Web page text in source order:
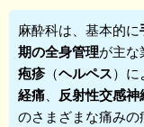
麻酔科は、基本的に
期の全身管理が主な
疱疹 （ヘルペス）に
経痛
反射性交感
のさまざまな痛みの